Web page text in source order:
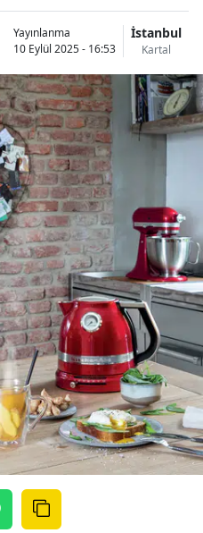
Yayınlanma
10 Eylül 2025 - 16:53
İstanbul
Kartal